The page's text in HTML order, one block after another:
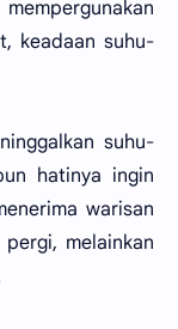
keadaan suhu-
suhu-
hatinya ingin
warisan
melainkan